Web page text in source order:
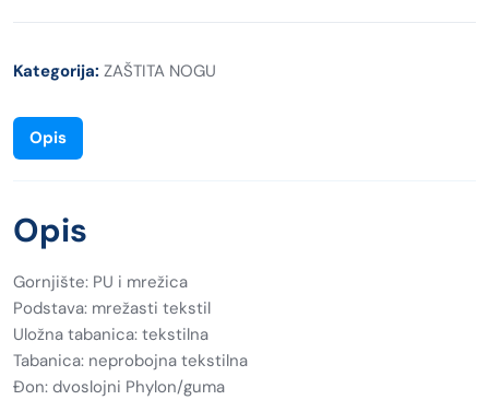
Kategorija: ZAŠTITA NOGU
Opis
Opis
Gornjište: PU i mrežica
Podstava: mrežasti tekstil
Uložna tabanica: tekstilna
Tabanica: neprobojna tekstilna
Đon: dvoslojni Phylon/guma